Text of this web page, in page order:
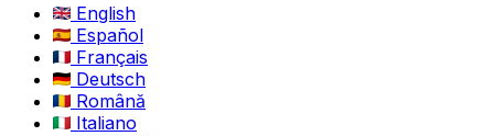
English
Español
Français
Deutsch
Română
Italiano